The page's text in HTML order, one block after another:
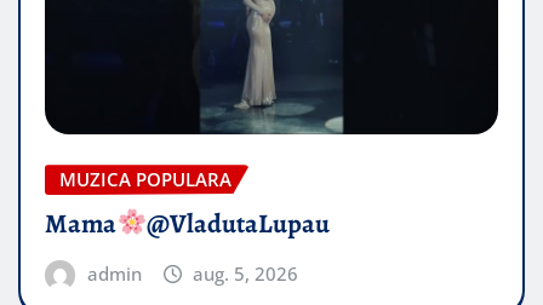
MUZICA POPULARA
Mama @VladutaLupau
admin aug. 5, 2026